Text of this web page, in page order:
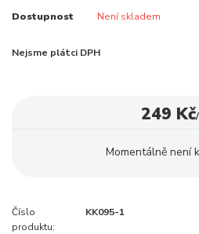
Dostupnost Není skladem
Nejsme plátci DPH
249 Kč/
Momentálně není
Číslo
produktu:
KK095-1